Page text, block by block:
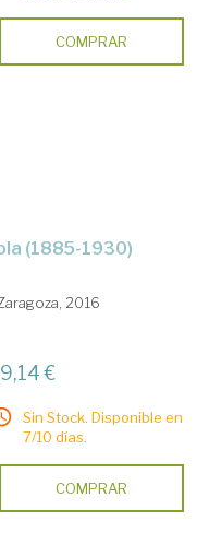
COMPRAR
(1885-1930)
2016
€
Sin Stock. Disponible en
7/10 días.
COMPRAR